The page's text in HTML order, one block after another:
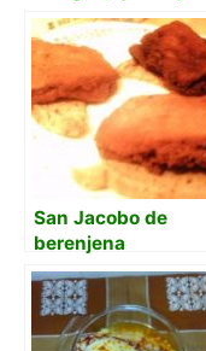
piñones
San Jacobo de
berenjena